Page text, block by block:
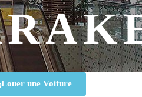
Louer une Voiture